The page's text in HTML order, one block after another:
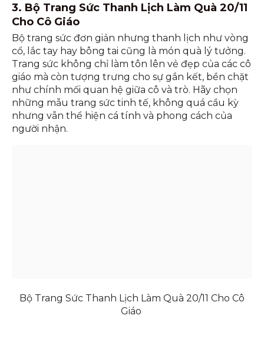
3. Bộ Trang Sức Thanh Lịch Làm Quà 20/11
Cho Cô Giáo
Bộ trang sức đơn giản nhưng thanh lịch như vòng
cổ, lắc tay hay bông tai cũng là món quà lý tưởng.
Trang sức không chỉ làm tôn lên vẻ đẹp của các cô
giáo mà còn tượng trưng cho sự gắn kết, bền chặt
như chính mối quan hệ giữa cô và trò. Hãy chọn
những mẫu trang sức tinh tế, không quá cầu kỳ
nhưng vẫn thể hiện cá tính và phong cách của
người nhận.
Bộ Trang Sức Thanh Lịch Làm Quà 20/11 Cho Cô
Giáo